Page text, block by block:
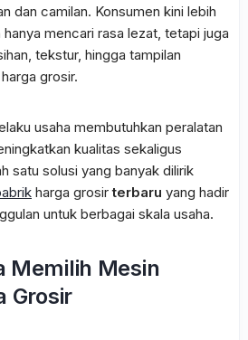
dan camilan. Konsumen kini lebih
mencari rasa lezat, tetapi juga
tekstur, hingga tampilan
grosir.
usaha membutuhkan peralatan
kualitas sekaligus
satu solusi yang banyak dilirik
harga grosirterbaru yang hadir
untuk berbagai skala usaha.
Memilih Mesin
Grosir